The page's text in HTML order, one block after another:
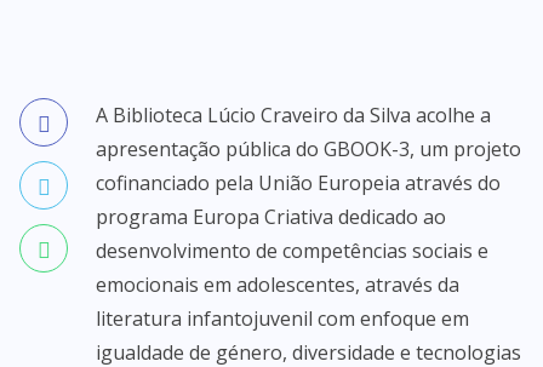
A Biblioteca Lúcio Craveiro da Silva acolhe a
apresentação pública do GBOOK-3, um projeto
cofinanciado pela União Europeia através do
programa Europa Criativa dedicado ao
desenvolvimento de competências sociais e
emocionais em adolescentes, através da
literatura infantojuvenil com enfoque em
igualdade de género, diversidade e tecnologias